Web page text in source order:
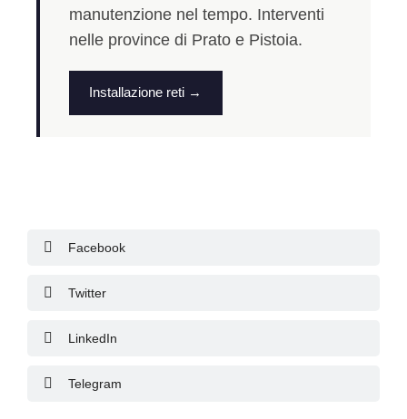
manutenzione nel tempo. Interventi
nelle province di Prato e Pistoia.
Installazione reti →
Facebook
Twitter
LinkedIn
Telegram